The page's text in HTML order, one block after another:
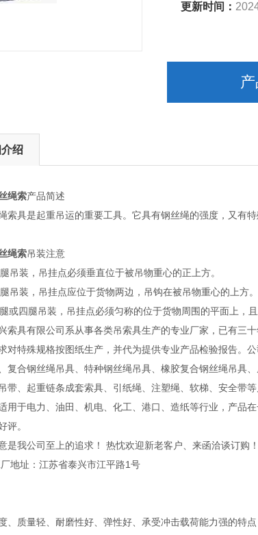
更新时间：
绍
绳索产品简述
索具是起重吊运的重要工具。它具有钢丝绳的强度，又有
绳索吊装注意
吊装，吊挂点必须垂直位于被吊物重心的正上方。
吊装，吊挂点应位于货物两边，吊钩在被吊物重心的上方。
或四腿吊装，吊挂点必须匀称的位于货物周围的平面上，
索具有限公司系从事各类吊索具生产的专业厂家，已有三
对特殊规格按图纸生产，并代为提供专业产品检验报告。
复合钢丝绳吊具、特种钢丝绳吊具、橡胶复合钢丝绳吊具
带、起重链条成套索具、引纸绳、注塑绳、软梯、安全带
用于电力、油田、机电、化工、港口、造纸等行业，产品
评。
是我公司至上的追求！ 热忱欢迎新老客户、来函洽谈订购！
地址：江苏省泰兴市江平路1号
、质量轻、耐磨性好、弹性好、承受冲击载荷能力强的特